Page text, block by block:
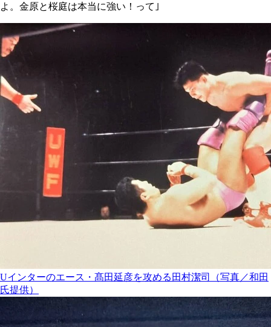
よ。金原と桜庭は本当に強い！って｣
Uインターのエース・髙田延彦を攻める田村潔司（写真／和田
氏提供）